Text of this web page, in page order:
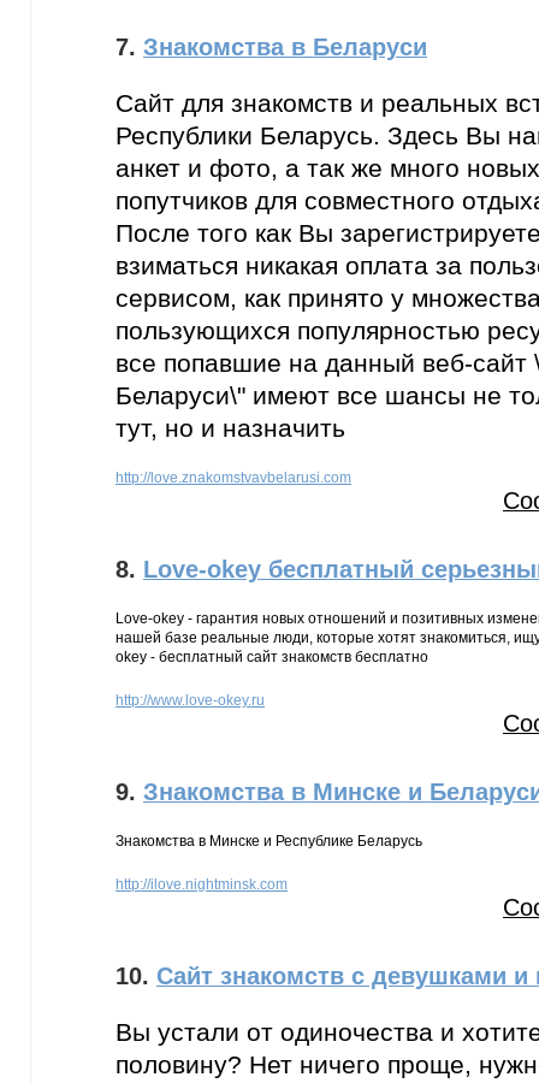
7. Знакомства в Беларуси
Сайт для знакомств и реальных
Республики Беларусь. Здесь Вы
анкет и фото, а так же много
попутчиков для совместного
После того как Вы
взиматься никакая оплата за
сервисом, как принято у
пользующихся популярностью
все попавшие на данный веб-сайт
Беларуси\" имеют все шансы не
тут, но и назначить
http://love.znakomstvavbelarusi.com
8. Love-okey бесплатный
Love-okey - гарантия новых отношений и позитивных
нашей базе реальные люди, которые хотят знакомиться,
okey - бесплатный сайт знакомств бесплатно
http://www.love-okey.ru
9. Знакомства в Минске и
Знакомства в Минске и Республике Беларусь
http://ilove.nightminsk.com
10. Сайт знакомств с девушками
Вы устали от одиночества и
половину? Нет ничего проще,